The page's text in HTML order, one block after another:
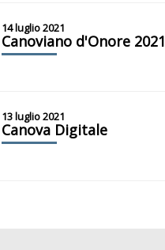
14 luglio 2021
Canoviano d'Onore 2021
13 luglio 2021
Canova Digitale